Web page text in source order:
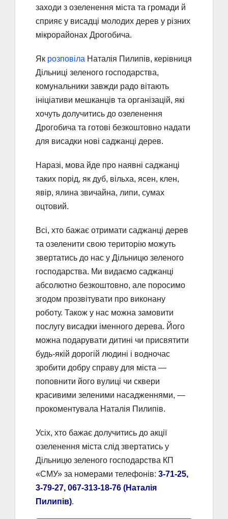
заходи з озеленення міста та громади й
сприяє у висадці молодих дерев у різних
мікрорайонах Дрогобича.
Як розповіла Наталія Пилипів, керівниця
Дільниці зеленого господарства,
комунальники завжди радо вітають
ініціативи мешканців та організацій, які
хочуть долучитись до озеленення
Дрогобича та готові безкоштовно надати
для висадки нові саджанці дерев.
Наразі, мова йде про наявні саджанці
таких порід, як дуб, вільха, ясен, клен,
явір, ялина звичайна, липи, сумах
оцтовий.
Всі, хто бажає отримати саджанці дерев
та озеленити свою територію можуть
звертатись до нас у Дільницю зеленого
господарства. Ми видаємо саджанці
абсолютно безкоштовно, але поросимо
згодом прозвітувати про виконану
роботу. Також у нас можна замовити
послугу висадки іменного дерева. Його
можна подарувати дитині чи присвятити
будь-якій дорогій людині і водночас
зробити добру справу для міста —
поповнити його вулиці чи сквери
красивими зеленими насадженнями, —
прокоментувала Наталія Пилипів.
Усіх, хто бажає долучитись до акції
озеленення міста слід звертатись у
Дільницю зеленого господарства КП
«СМУ» за номерами телефонів: 3-71-25,
3-79-27, 067-313-18-76 (Наталія
Пилипів).